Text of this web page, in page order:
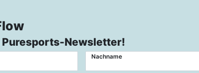
Puresports-Newsletter!
Nachname